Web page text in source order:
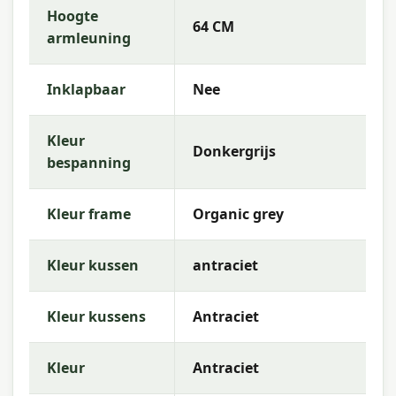
Kleur kussens
Garantie: 2 jaar
Gebruiksinstructies
Reinig het aluminium frame regelmatig met een
mild sopje en een zachte doek. Spoel na met
schoon water en laat goed drogen. Het
slecht weer droog op of dek de stoel af met een
beschermhoes voor optimale bescherming.
Meer informatie of advies nodig?
weten welke combinaties mogelijk zijn? Neem
gerust contact met ons op via telefoon, e-mail of
WhatsApp. Ons team van tuinmeubelexperts helpt
Hoogte
armleuning
64 CM
Inklapbaar Nee
Kleur
bespanning
Donkergrijs
Kleur frame Organic grey
Kleur kussen antraciet
Kleur kussens Antraciet
Kleur Antraciet